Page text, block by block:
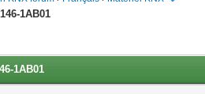
1AB01
1AB01